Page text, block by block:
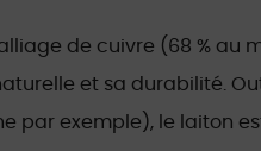
alliage de cuivre (68 %
et sa durabilité.
par exemple), le laiton